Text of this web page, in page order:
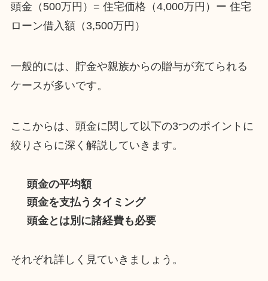
頭金（500万円）= 住宅価格（4,000万円）ー 住宅
ローン借入額（3,500万円）
一般的には、貯金や親族からの贈与が充てられる
ケースが多いです。
ここからは、頭金に関して以下の3つのポイントに
絞りさらに深く解説していきます。
頭金の平均額
頭金を支払うタイミング
頭金とは別に諸経費も必要
それぞれ詳しく見ていきましょう。